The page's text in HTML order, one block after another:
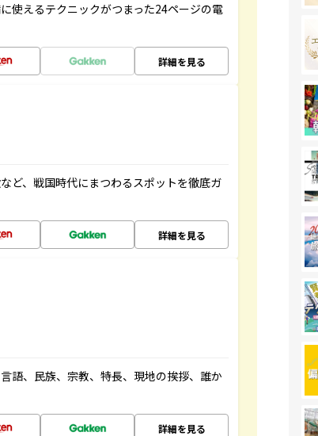
使えるテクニックがつまった24ページの電
詳細を見る
ど、戦国時代にまつわるスポットを徹底ガ
詳細を見る
語、民族、宗教、特長、現地の挨拶、誰か
詳細を見る